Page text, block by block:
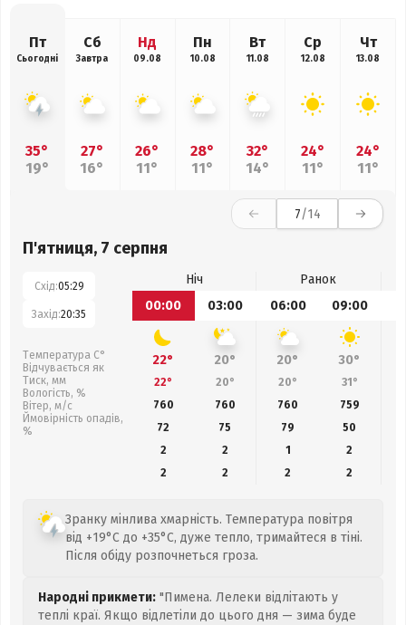
Пт
Сьогодні
35°
19°
Сб
Завтра
27°
16°
Нд
09.08
26°
11°
Пн
10.08
28°
11°
Вт
11.08
32°
14°
Ср
12.08
24°
11°
Чт
13.08
24°
11°
7/14
П'ятниця, 7 серпня
Схід:05:29
Захід:20:35
Температура С°
Відчувається як
Тиск, мм
Вологість, %
Вітер, м/с
Ймовірність опадів,
%
Ніч
Ранок
00:00
03:00 06:00 09:00
22° 20° 20° 30°
22° 20° 20° 31°
760
760 760 759
72
75 79 50
2
2 1
2
2
2 2 2
Зранку мінлива хмарність. Температура повітря
від +19°C до +35°C, дуже тепло, тримайтеся в тіні.
Після обіду розпочнеться гроза.
Народні прикмети: "Пимена. Лелеки відлітають у
теплі краї. Якщо відлетіли до цього дня — зима буде